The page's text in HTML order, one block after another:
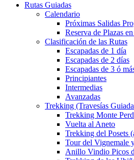
Rutas Guiadas
Calendario
Próximas Salidas
Reserva de Plazas
Clasificación de las Rutas
Escapadas de 1 día
Escapadas de 2 días
Escapadas de 3 ó
Principiantes
Intermedias
Avanzadas
Trekking (Travesías
Trekking Monte
Vuelta al Aneto
Trekking del Posets
Tour del Vignemale
Anillo Vindio Picos